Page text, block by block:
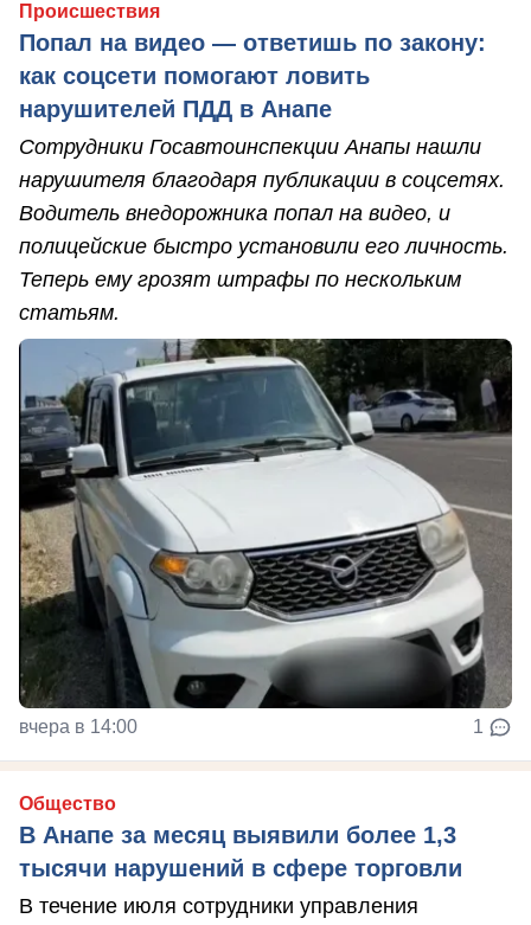
Происшествия
Попал на видео — ответишь по закону:
как соцсети помогают ловить
нарушителей ПДД в Анапе
Сотрудники Госавтоинспекции Анапы нашли
нарушителя благодаря публикации в соцсетях.
Водитель внедорожника попал на видео, и
полицейские быстро установили его личность.
Теперь ему грозят штрафы по нескольким
статьям.
вчера в 14:00 1
Общество
В Анапе за месяц выявили более 1,3
тысячи нарушений в сфере торговли
В течение июля сотрудники управления